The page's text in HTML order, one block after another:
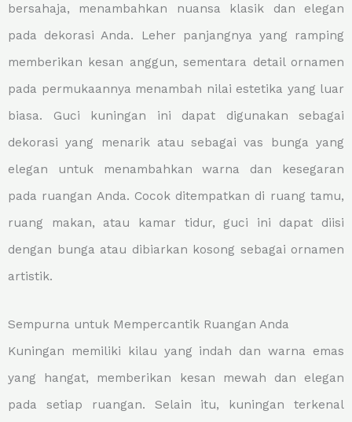
bersahaja, menambahkan nuansa klasik dan elegan
pada dekorasi Anda. Leher panjangnya yang ramping
memberikan kesan anggun, sementara detail ornamen
pada permukaannya menambah nilai estetika yang luar
biasa. Guci kuningan ini dapat digunakan sebagai
dekorasi yang menarik atau sebagai vas bunga yang
elegan untuk menambahkan warna dan kesegaran
pada ruangan Anda. Cocok ditempatkan di ruang tamu,
ruang makan, atau kamar tidur, guci ini dapat diisi
dengan bunga atau dibiarkan kosong sebagai ornamen
artistik.
Sempurna untuk Mempercantik Ruangan Anda
Kuningan memiliki kilau yang indah dan warna emas
yang hangat, memberikan kesan mewah dan elegan
pada setiap ruangan. Selain itu, kuningan terkenal